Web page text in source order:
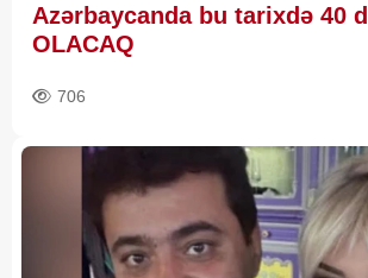
Azərbaycanda bu tarixdə 40
OLACAQ
706